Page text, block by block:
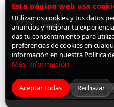
PAGO SEGURO
¡Hola! ¿en qué
Esta página web usa
Utilizamos cookies y tus datos
anuncios y mejorar tu
das tu consentimiento para
preferencias de cookies en
información en nuestra Política
Más información
Aceptar todas Rechazar